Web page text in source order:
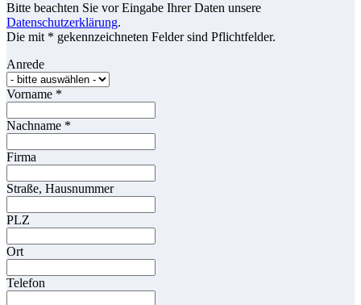
Bitte beachten Sie vor Eingabe Ihrer Daten unsere
Datenschutzerklärung.
Die mit * gekennzeichneten Felder sind Pflichtfelder.
Anrede
Vorname *
Nachname *
Firma
Straße, Hausnummer
PLZ
Ort
Telefon